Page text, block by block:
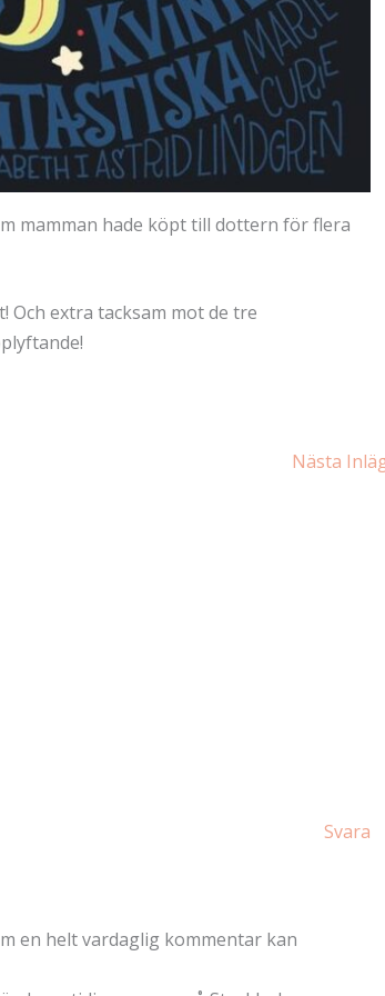
mamman hade köpt till dottern för flera
Och extra tacksam mot de tre
Nästa
Svara
en helt vardaglig kommentar kan